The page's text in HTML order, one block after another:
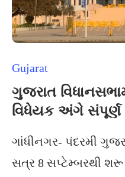
Gujarat
ગુજરાત
વિધેયક અંગે સંપૂર્ણ
ગાંધીનગર- પંદરમી
સત્ર 8 સપ્ટેમ્બરથી